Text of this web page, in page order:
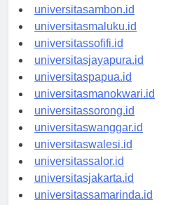
universitasambon.id
universitasmaluku.id
universitassofifi.id
universitasjayapura.id
universitaspapua.id
universitasmanokwari.id
universitassorong.id
universitaswanggar.id
universitaswalesi.id
universitassalor.id
universitasjakarta.id
universitassamarinda.id